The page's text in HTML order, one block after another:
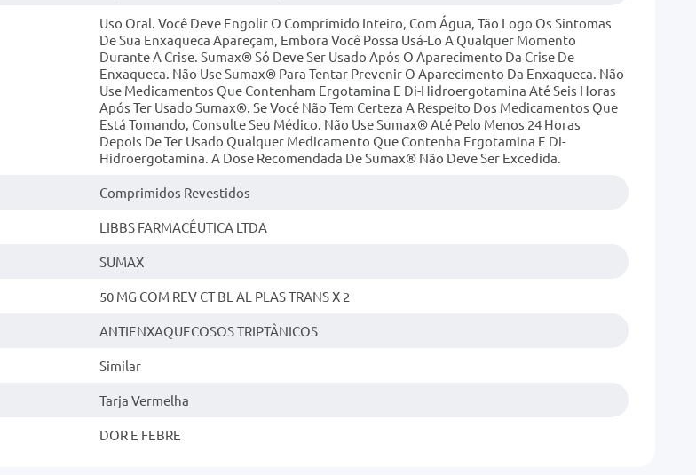
Uso Oral. Você Deve Engolir O Comprimido Inteiro, Com Água, Tão Logo Os Sintomas
De Sua Enxaqueca Apareçam, Embora Você Possa Usá-Lo A Qualquer Momento
Durante A Crise. Sumax® Só Deve Ser Usado Após O Aparecimento Da Crise De
Enxaqueca. Não Use Sumax® Para Tentar Prevenir O Aparecimento Da Enxaqueca. Não
Use Medicamentos Que Contenham Ergotamina E Di-Hidroergotamina Até Seis Horas
Após Ter Usado Sumax®. Se Você Não Tem Certeza A Respeito Dos Medicamentos Que
Está Tomando, Consulte Seu Médico. Não Use Sumax® Até Pelo Menos 24 Horas
Depois De Ter Usado Qualquer Medicamento Que Contenha Ergotamina E Di-
Hidroergotamina. A Dose Recomendada De Sumax® Não Deve Ser Excedida.
Comprimidos Revestidos
LIBBS FARMACÊUTICA LTDA
SUMAX
50 MG COM REV CT BL AL PLAS TRANS X 2
ANTIENXAQUECOSOS TRIPTÂNICOS
Similar
Tarja Vermelha
DOR E FEBRE